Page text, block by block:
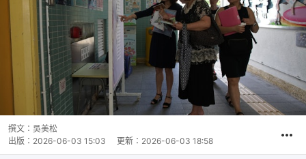
撰文： 吳美松
出版： 2026-06-03 15:03 更新： 2026-06-03 18:58